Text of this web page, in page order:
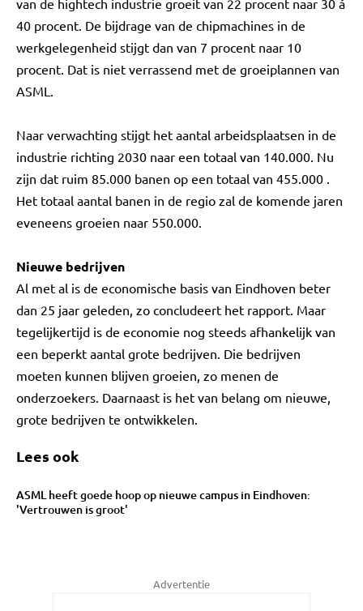
van de hightech industrie groeit van 22 procent naar 30 á
40 procent. De bijdrage van de chipmachines in de
werkgelegenheid stijgt dan van 7 procent naar 10
procent. Dat is niet verrassend met de groeiplannen van
ASML.
Naar verwachting stijgt het aantal arbeidsplaatsen in de
industrie richting 2030 naar een totaal van 140.000. Nu
zijn dat ruim 85.000 banen op een totaal van 455.000 .
Het totaal aantal banen in de regio zal de komende jaren
eveneens groeien naar 550.000.
Nieuwe bedrijven
Al met al is de economische basis van Eindhoven beter
dan 25 jaar geleden, zo concludeert het rapport. Maar
tegelijkertijd is de economie nog steeds afhankelijk van
een beperkt aantal grote bedrijven. Die bedrijven
moeten kunnen blijven groeien, zo menen de
onderzoekers. Daarnaast is het van belang om nieuwe,
grote bedrijven te ontwikkelen.
Lees ook
ASML heeft goede hoop op nieuwe campus in Eindhoven:
'Vertrouwen is groot'
Advertentie